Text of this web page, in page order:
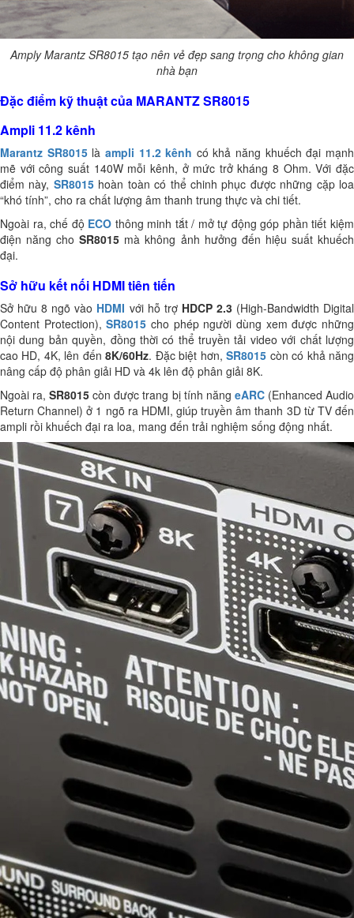
Amply Marantz SR8015 tạo nên vẻ đẹp sang trọng cho không gian
nhà bạn
Đặc điểm kỹ thuật của MARANTZ SR8015
Ampli 11.2 kênh
Marantz SR8015là ampli 11.2 kênh có khả năng khuếch đại mạnh
mẽ với công suất 140W mỗi kênh, ở mức trở kháng 8 Ohm.Với đặc
điểm này, SR8015hoàn toàn có thể chinh phục được những cặp loa
“khó tính”, cho ra chất lượng âm thanh trung thực và chi tiết.
Ngoài ra, chế độ ECO thông minh tắt / mở tự động góp phần tiết kiệm
điện năng choSR8015 mà không ảnh hưởng đến hiệu suất khuếch
đại.
Sở hữu kết nối HDMI tiên tiến
Sở hữu 8 ngõ vào HDMI với hỗ trợ HDCP 2.3(High-Bandwidth Digital
Content Protection),SR8015 cho phép người dùng xem được những
nội dung bản quyền, đồng thời có thể truyền tải video với chất lượng
cao HD, 4K, lên đến8K/60Hz. Đặc biệt hơn,SR8015 còn có khả năng
nâng cấp độ phân giải HD và 4k lên độ phân giải 8K.
Ngoài ra,SR8015 còn được trang bị tính năng eARC(Enhanced Audio
Return Channel) ở 1 ngõ ra HDMI, giúp truyền âm thanh 3D từ TV đến
ampli rồi khuếch đại ra loa, mang đến trải nghiệm sống động nhất.